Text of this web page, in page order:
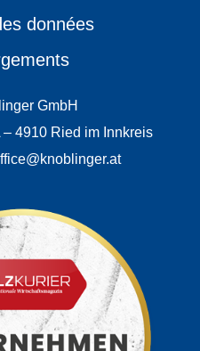
données
GmbH
4910 Ried im Innkreis